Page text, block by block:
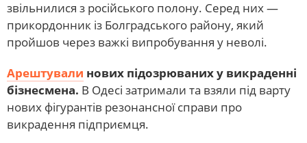
звільнилися з російського полону. Серед них —
прикордонник із Болградського району, який
пройшов через важкі випробування у неволі.
Арештували нових підозрюваних у викраденні
бізнесмена. В Одесі затримали та взяли під варту
нових фігурантів резонансної справи про
викрадення підприємця.